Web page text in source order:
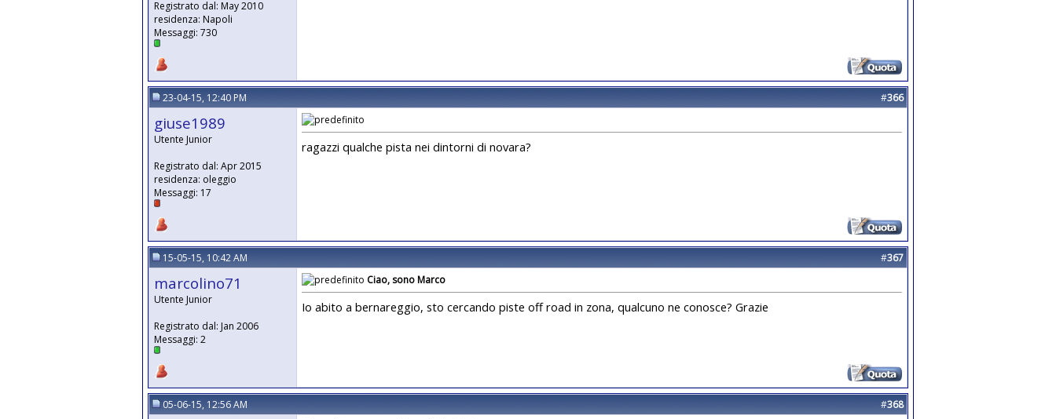
Registrato dal: May 2010
residenza: Napoli
Messaggi: 730
23-04-15, 12:40 PM #366
giuse1989
Utente Junior
Registrato dal: Apr 2015
residenza: oleggio
Messaggi: 17
ragazzi qualche pista nei dintorni di novara?
15-05-15, 10:42 AM #367
marcolino71
Utente Junior
Registrato dal: Jan 2006
Messaggi: 2
Ciao, sono Marco
Io abito a bernareggio, sto cercando piste off road in zona, qualcuno ne conosce? Grazie
05-06-15, 12:56 AM #368